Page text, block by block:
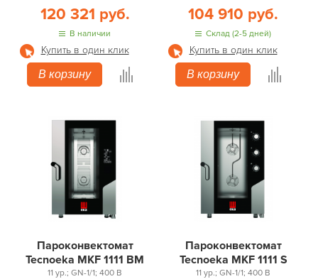
120 321 руб.
В наличии
Купить в один клик
В корзину
104 910 руб.
Склад (2-5 дней)
Купить в один клик
В корзину
Пароконвектомат
Tecnoeka MKF 1111 BM
11 ур.; GN-1/1; 400 В
Пароконвектомат
Tecnoeka MKF 1111 S
11 ур.; GN-1/1; 400 В